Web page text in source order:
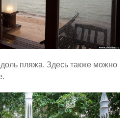
пляжа. Здесь также можно